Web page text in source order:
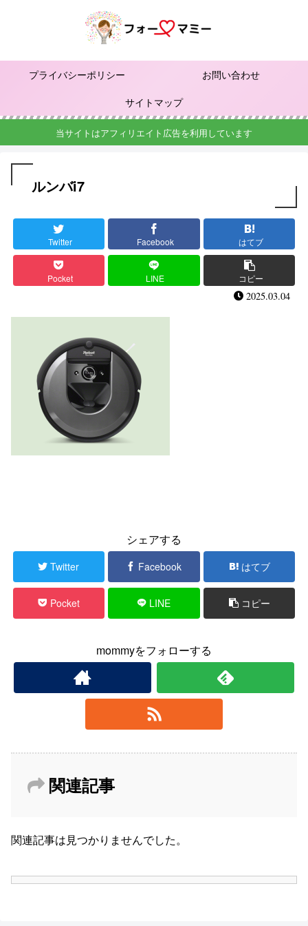
プライバシーポリシー
お問い合わせ
サイトマップ
当サイトはアフィリエイト広告を利用しています
ルンバi7
Twitter Facebook はてブ
Pocket LINE コピー
2025.03.04
シェアする
Twitter Facebook はてブ
Pocket LINE コピー
mommyをフォローする
関連記事
関連記事は見つかりませんでした。